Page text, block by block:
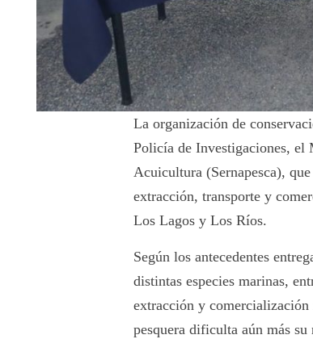
La organización de
Policía de Investigaciones,
Acuicultura (Sernapesca),
extracción, transporte y
Los Lagos y Los Ríos.
Según los antecedentes
distintas especies marinas,
extracción y comercialización
pesquera dificulta aún más